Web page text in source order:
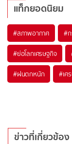
แท็กยอดนิยม
#สภาพอากาศ #
#ย่อโลกเศรษฐกิจ
#ฝนตกหนัก #เศ
ข่าวที่เกี่ยวข้อง